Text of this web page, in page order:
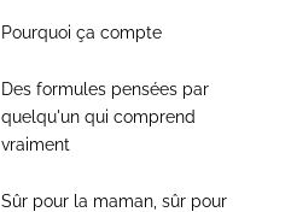
Pourquoi ça compte
Des formules pensées par
quelqu'un qui comprend
vraiment
Sûr pour la maman, sûr pour